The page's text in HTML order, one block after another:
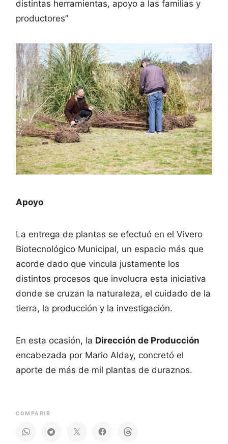
distintas herramientas, apoyo a las familias y
productores”
Apoyo
La entrega de plantas se efectuó en el Vivero
Biotecnológico Municipal, un espacio más que
acorde dado que vincula justamente los
distintos procesos que involucra esta iniciativa
donde se cruzan la naturaleza, el cuidado de la
tierra, la producción y la investigación.
En esta ocasión, la Dirección de Producción
encabezada por Mario Alday, concretó el
aporte de más de mil plantas de duraznos.
COMPARIR